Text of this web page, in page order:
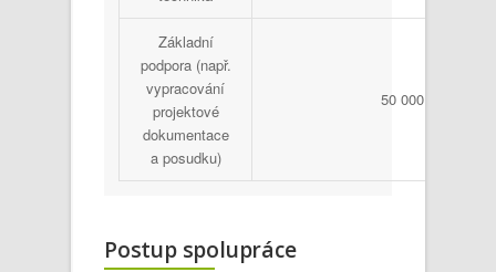
Základní
podpora (např.
vypracování
projektové
dokumentace
a posudku)
50 000 Kč/žádost
Postup spolupráce